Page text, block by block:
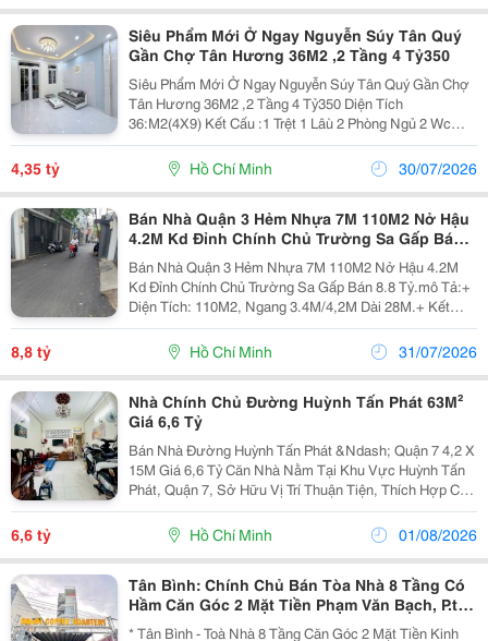
Siêu Phẩm Mới Ở Ngay Nguyễn Súy Tân Quý
Gần Chợ Tân Hương 36M2 ,2 Tầng 4 Tỷ350
Siêu Phẩm Mới Ở Ngay Nguyễn Súy Tân Quý Gần Chợ
Tân Hương 36M2 ,2 Tầng 4 Tỷ350 Diện Tích
36:M2(4X9) Kết Cấu :1 Trệt 1 Lâù 2 Phòng Ngủ 2 Wc
Ban Công Thoáng Mát Nhà Chính Chủ Chưa Qua Đầu
Tư Còn Mới Ở Ngay Hẻm 4M Thông 20M Ra Mặt Tiền
4,35 tỷ Hồ Chí Minh 30/07/2026
Bán Nhà Quận 3 Hẻm Nhựa 7M 110M2 Nở Hậu
4.2M Kd Đỉnh Chính Chủ Trường Sa Gấp Bán
8.8 Tỷ.
Bán Nhà Quận 3 Hẻm Nhựa 7M 110M2 Nở Hậu 4.2M
Kd Đỉnh Chính Chủ Trường Sa Gấp Bán 8.8 Tỷ.mô Tả:+
Diện Tích: 110M2, Ngang 3.4M/4,2M Dài 28M.+ Kết
Cấu:+ Nhà C4 Chính Chủ Mấy Chục Năm, Chủ Nhà
Thiện Chí Bán Nhanh Để Về Ở Với Con Cháu.mô Tả:+
Vị Trí Ngay...
8,8 tỷ Hồ Chí Minh 31/07/2026
Nhà Chính Chủ Đường Huỳnh Tấn Phát 63M²
Giá 6,6 Tỷ
Bán Nhà Đường Huỳnh Tấn Phát &Ndash; Quận 7 4,2 X
15M Giá 6,6 Tỷ Căn Nhà Nằm Tại Khu Vực Huỳnh Tấn
Phát, Quận 7, Sở Hữu Vị Trí Thuận Tiện, Thích Hợp Cho
Khách Hàng Đang Tìm Kiếm Nhà Riêng Với Diện Tích
Vừa Đẹp, Dễ Sử Dụng. Thông Tin Bất Động...
6,6 tỷ Hồ Chí Minh 01/08/2026
Tân Bình: Chính Chủ Bán Tòa Nhà 8 Tầng Có
Hầm Căn Góc 2 Mặt Tiền Phạm Văn Bạch, P.tân
Sơn- Dt 7,5M*21M- View Trực Diện Sân Bay
* Tân Bình - Toà Nhà 8 Tầng Căn Góc 2 Mặt Tiền Kinh